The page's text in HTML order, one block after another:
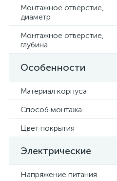
Монтажное отверстие,
диаметр
Монтажное отверстие,
глубина
Особенности
Материал корпуса
Способ монтажа
Цвет покрытия
Электрические
Напряжение питания